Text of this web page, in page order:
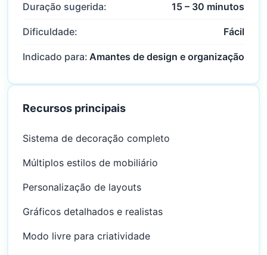
Duração sugerida: 15 – 30 minutos
Dificuldade: Fácil
Indicado para: Amantes de design e organização
Recursos principais
Sistema de decoração completo
Múltiplos estilos de mobiliário
Personalização de layouts
Gráficos detalhados e realistas
Modo livre para criatividade